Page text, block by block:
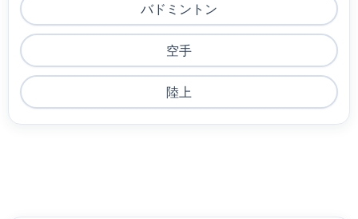
バドミントン
空手
陸上